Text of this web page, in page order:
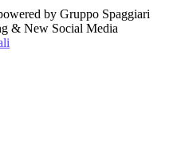
by Gruppo Spaggiari
& New Social Media